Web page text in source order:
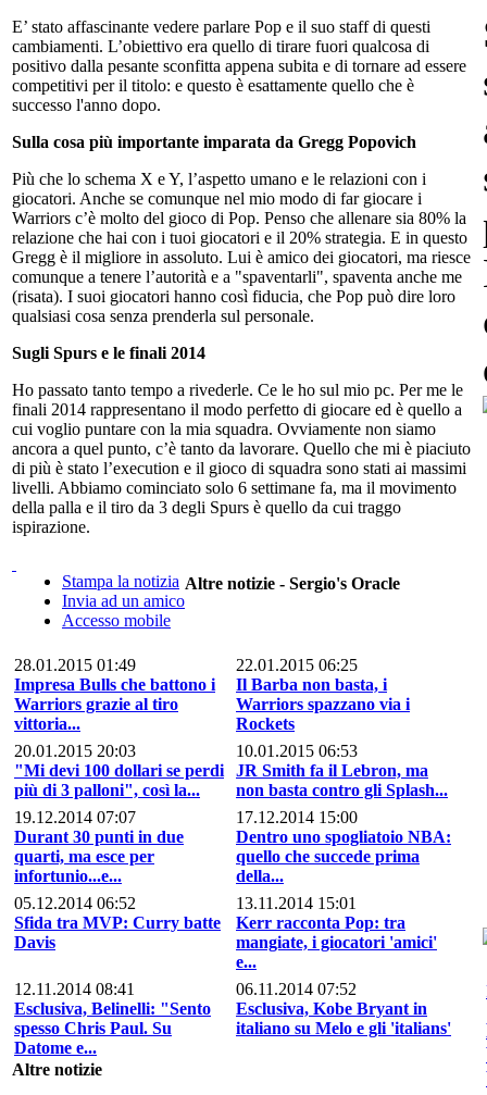
E’ stato affascinante vedere parlare Pop e il suo staff di questi
cambiamenti. L’obiettivo era quello di tirare fuori qualcosa di
positivo dalla pesante sconfitta appena subita e di tornare ad essere
competitivi per il titolo: e questo è esattamente quello che è
successo l'anno dopo.
Sulla cosa più importante imparata da Gregg Popovich
Più che lo schema X e Y, l’aspetto umano e le relazioni con i
giocatori. Anche se comunque nel mio modo di far giocare i
Warriors c’è molto del gioco di Pop. Penso che allenare sia 80% la
relazione che hai con i tuoi giocatori e il 20% strategia. E in questo
Gregg è il migliore in assoluto. Lui è amico dei giocatori, ma riesce
comunque a tenere l’autorità e a "spaventarli", spaventa anche me
(risata). I suoi giocatori hanno così fiducia, che Pop può dire loro
qualsiasi cosa senza prenderla sul personale.
Sugli Spurs e le finali 2014
Ho passato tanto tempo a rivederle. Ce le ho sul mio pc. Per me le
finali 2014 rappresentano il modo perfetto di giocare ed è quello a
cui voglio puntare con la mia squadra. Ovviamente non siamo
ancora a quel punto, c’è tanto da lavorare. Quello che mi è piaciuto
di più è stato l’execution e il gioco di squadra sono stati ai massimi
livelli. Abbiamo cominciato solo 6 settimane fa, ma il movimento
della palla e il tiro da 3 degli Spurs è quello da cui traggo
ispirazione.
Stampa la notizia
Invia ad un amico
Accesso mobile
Altre notizie - Sergio's Oracle
28.01.2015 01:49
Impresa Bulls che battono i
Warriors grazie al tiro
vittoria...
22.01.2015 06:25
Il Barba non basta, i
Warriors spazzano via i
Rockets
20.01.2015 20:03
"Mi devi 100 dollari se perdi
più di 3 palloni", così la...
10.01.2015 06:53
JR Smith fa il Lebron, ma
non basta contro gli Splash...
19.12.2014 07:07
Durant 30 punti in due
quarti, ma esce per
infortunio...e...
17.12.2014 15:00
Dentro uno spogliatoio NBA:
quello che succede prima
della...
05.12.2014 06:52
Sfida tra MVP: Curry batte
Davis
13.11.2014 15:01
Kerr racconta Pop: tra
mangiate, i giocatori 'amici'
e...
12.11.2014 08:41
Esclusiva, Belinelli: "Sento
spesso Chris Paul. Su
Datome e...
06.11.2014 07:52
Esclusiva, Kobe Bryant in
italiano su Melo e gli 'italians'
Altre notizie